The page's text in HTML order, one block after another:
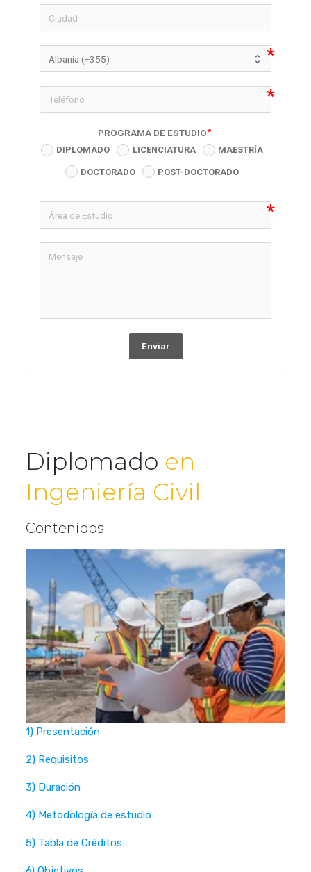
icon-
PROGRAMA DE ESTUDIO
DIPLOMADO LICENCIATURA MAESTRÍA
DOCTORADO POST-DOCTORADO
Enviar
Diplomado en
Ingeniería Civil
Contenidos
1) Presentación
2) Requisitos
3) Duración
4) Metodología de estudio
5) Tabla de Créditos